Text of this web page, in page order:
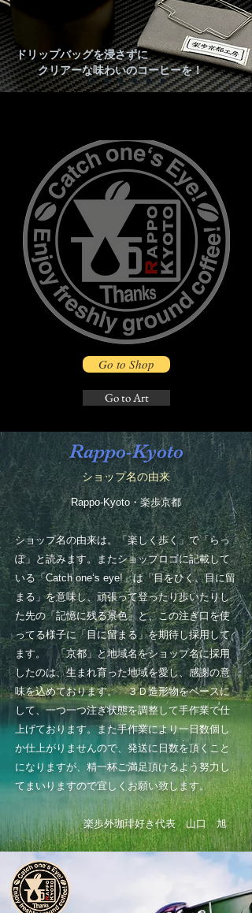
ドリップバッグを浸さずに
​ クリアーな味わいのコーヒーを！
Go to Shop
Go to Art
Rappo-Kyoto
​ショップ名の由来
Rappo-Kyoto・楽歩京都
ショップ名の由来は。「楽しく歩く」で「らっ
ぽ」と読みます。またショップロゴに記載して
いる「Catch one‘s eye!」は「目をひく、目に留
まる」を意味し、頑張って登ったり歩いたりし
た先の「記憶に残る景色」と、この注ぎ口を使
ってる様子に「目に留まる」を期待し採用して
ます。 「京都」と地域名をショップ名に採用
したのは、生まれ育った地域を愛し、感謝の意
味を込めております。 ３Ｄ造形物をベースに
して、一つ一つ注ぎ状態を調整して手作業で仕
上げております。また手作業により一日数個し
か仕上がりませんので、発送に日数を頂くこと
になりますが、精一杯ご満足頂けるよう努力し
てまいりますので宜しくお願い致します。
楽歩外珈琲好き代表 山口 旭